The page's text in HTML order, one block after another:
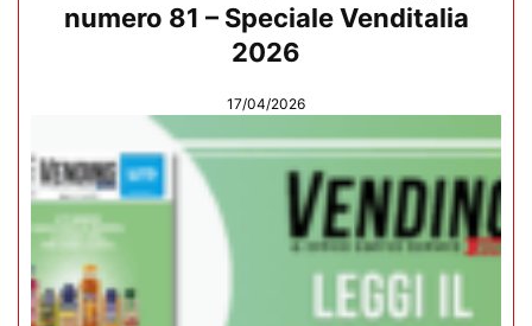
numero 81 – Speciale Venditalia
2026
17/04/2026